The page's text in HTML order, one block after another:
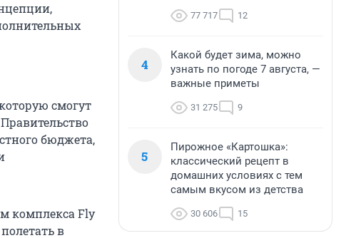
смогут
бюджета,
комплекса Fly
в
77 717 12
4
Какой будет зима, можно
узнать по погоде 7 августа, —
важные приметы
31 275 9
5
Пирожное «Картошка»:
классический рецепт в
домашних условиях с тем
самым вкусом из детства
30 606 15